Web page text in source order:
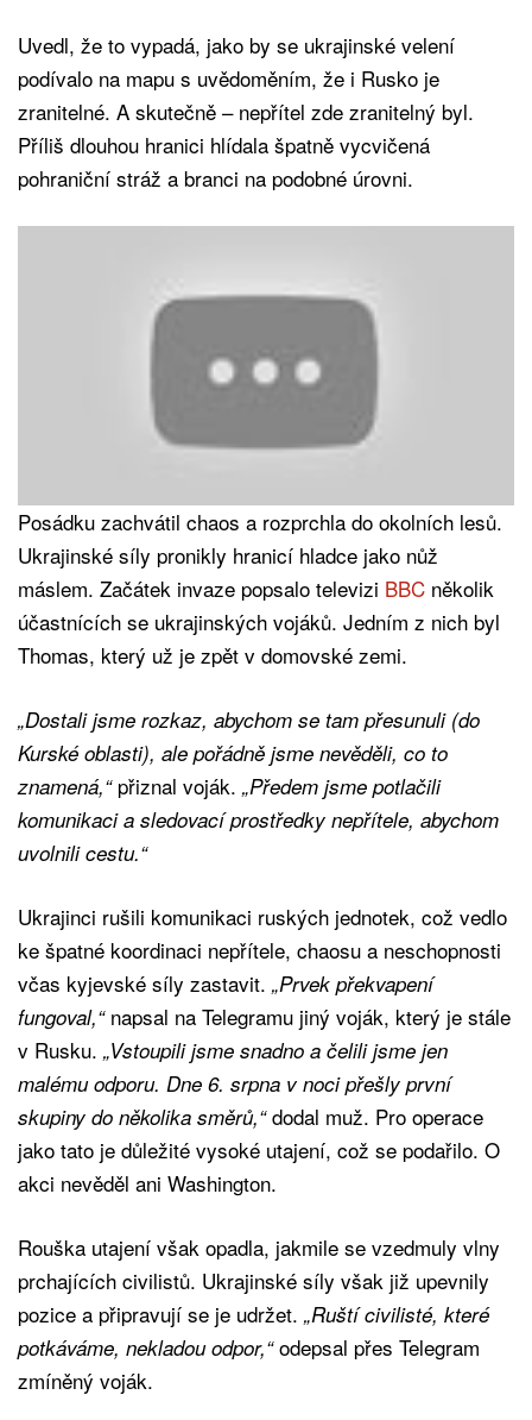
Uvedl, že to vypadá, jako by se ukrajinské velení
podívalo na mapu s uvědoměním, že i Rusko je
zranitelné. A skutečně – nepřítel zde zranitelný byl.
Příliš dlouhou hranici hlídala špatně vycvičená
pohraniční stráž a branci na podobné úrovni.
Posádku zachvátil chaos a rozprchla do okolních lesů.
Ukrajinské síly pronikly hranicí hladce jako nůž
máslem. Začátek invaze popsalo televizi BBC několik
účastnících se ukrajinských vojáků. Jedním z nich byl
Thomas, který už je zpět v domovské zemi.
„Dostali jsme rozkaz, abychom se tam přesunuli (do
Kurské oblasti), ale pořádně jsme nevěděli, co to
znamená,“přiznal voják. „Předem jsme potlačili
komunikaci a sledovací prostředky nepřítele, abychom
uvolnili cestu.“
Ukrajinci rušili komunikaci ruských jednotek, což vedlo
ke špatné koordinaci nepřítele, chaosu a neschopnosti
včas kyjevské síly zastavit. „Prvek překvapení
fungoval,“napsal na Telegramu jiný voják, který je stále
v Rusku. „Vstoupili jsme snadno a čelili jsme jen
malému odporu. Dne 6. srpna v noci přešly první
skupiny do několika směrů,“dodal muž. Pro operace
jako tato je důležité vysoké utajení, což se podařilo. O
akci nevěděl ani Washington.
Rouška utajení však opadla, jakmile se vzedmuly vlny
prchajících civilistů. Ukrajinské síly však již upevnily
pozice a připravují se je udržet. „Ruští civilisté, které
potkáváme, nekladou odpor,“odepsal přes Telegram
zmíněný voják.